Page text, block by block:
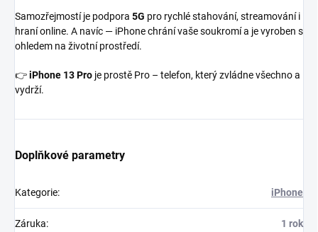
Samozřejmostí je podpora 5G pro rychlé stahování, streamování i
hraní online. A navíc — iPhone chrání vaše soukromí a je vyroben s
ohledem na životní prostředí.
👉iPhone 13 Pro je prostě Pro – telefon, který zvládne všechno a
vydrží.
Doplňkové parametry
Kategorie: iPhone
Záruka: 1 rok